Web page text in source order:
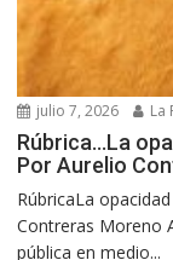
julio 7, 2026 La
Rúbrica…La
Por Aurelio
RúbricaLa
Contreras Moreno
pública en medio...